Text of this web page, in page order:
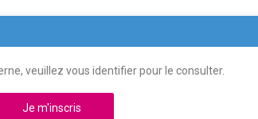
veuillez vous identifier pour le consulter.
Je m'inscris